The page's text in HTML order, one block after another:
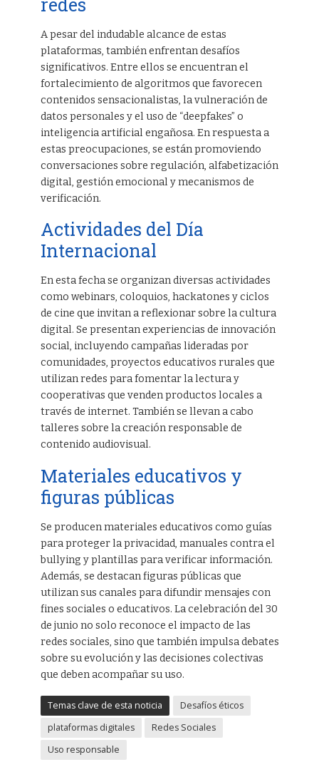
A pesar del indudable alcance de estas
plataformas, también enfrentan desafíos
significativos. Entre ellos se encuentran el
fortalecimiento de algoritmos que favorecen
contenidos sensacionalistas, la vulneración de
datos personales y el uso de “deepfakes” o
inteligencia artificial engañosa. En respuesta a
estas preocupaciones, se están promoviendo
conversaciones sobre regulación, alfabetización
digital, gestión emocional y mecanismos de
verificación.
Actividades del Día
Internacional
En esta fecha se organizan diversas actividades
como webinars, coloquios, hackatones y ciclos
de cine que invitan a reflexionar sobre la cultura
digital. Se presentan experiencias de innovación
social, incluyendo campañas lideradas por
comunidades, proyectos educativos rurales que
utilizan redes para fomentar la lectura y
cooperativas que venden productos locales a
través de internet. También se llevan a cabo
talleres sobre la creación responsable de
contenido audiovisual.
Materiales educativos y
figuras públicas
Se producen materiales educativos como guías
para proteger la privacidad, manuales contra el
bullying y plantillas para verificar información.
Además, se destacan figuras públicas que
utilizan sus canales para difundir mensajes con
fines sociales o educativos. La celebración del 30
de junio no solo reconoce el impacto de las
redes sociales, sino que también impulsa debates
sobre su evolución y las decisiones colectivas
que deben acompañar su uso.
Temas clave de esta noticia
Desafíos éticos
plataformas digitales
Redes Sociales
Uso responsable